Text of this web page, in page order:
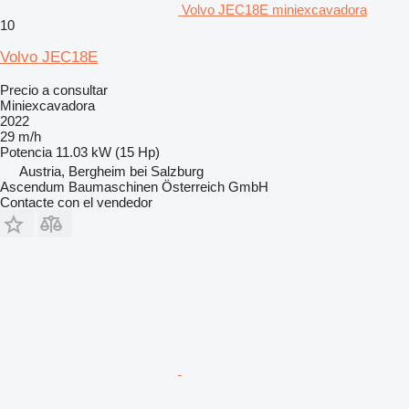
Volvo JEC18E miniexcavadora
10
Volvo JEC18E
Precio a consultar
Miniexcavadora
2022
29 m/h
Potencia 11.03 kW (15 Hp)
Austria, Bergheim bei Salzburg
Ascendum Baumaschinen Österreich GmbH
Contacte con el vendedor